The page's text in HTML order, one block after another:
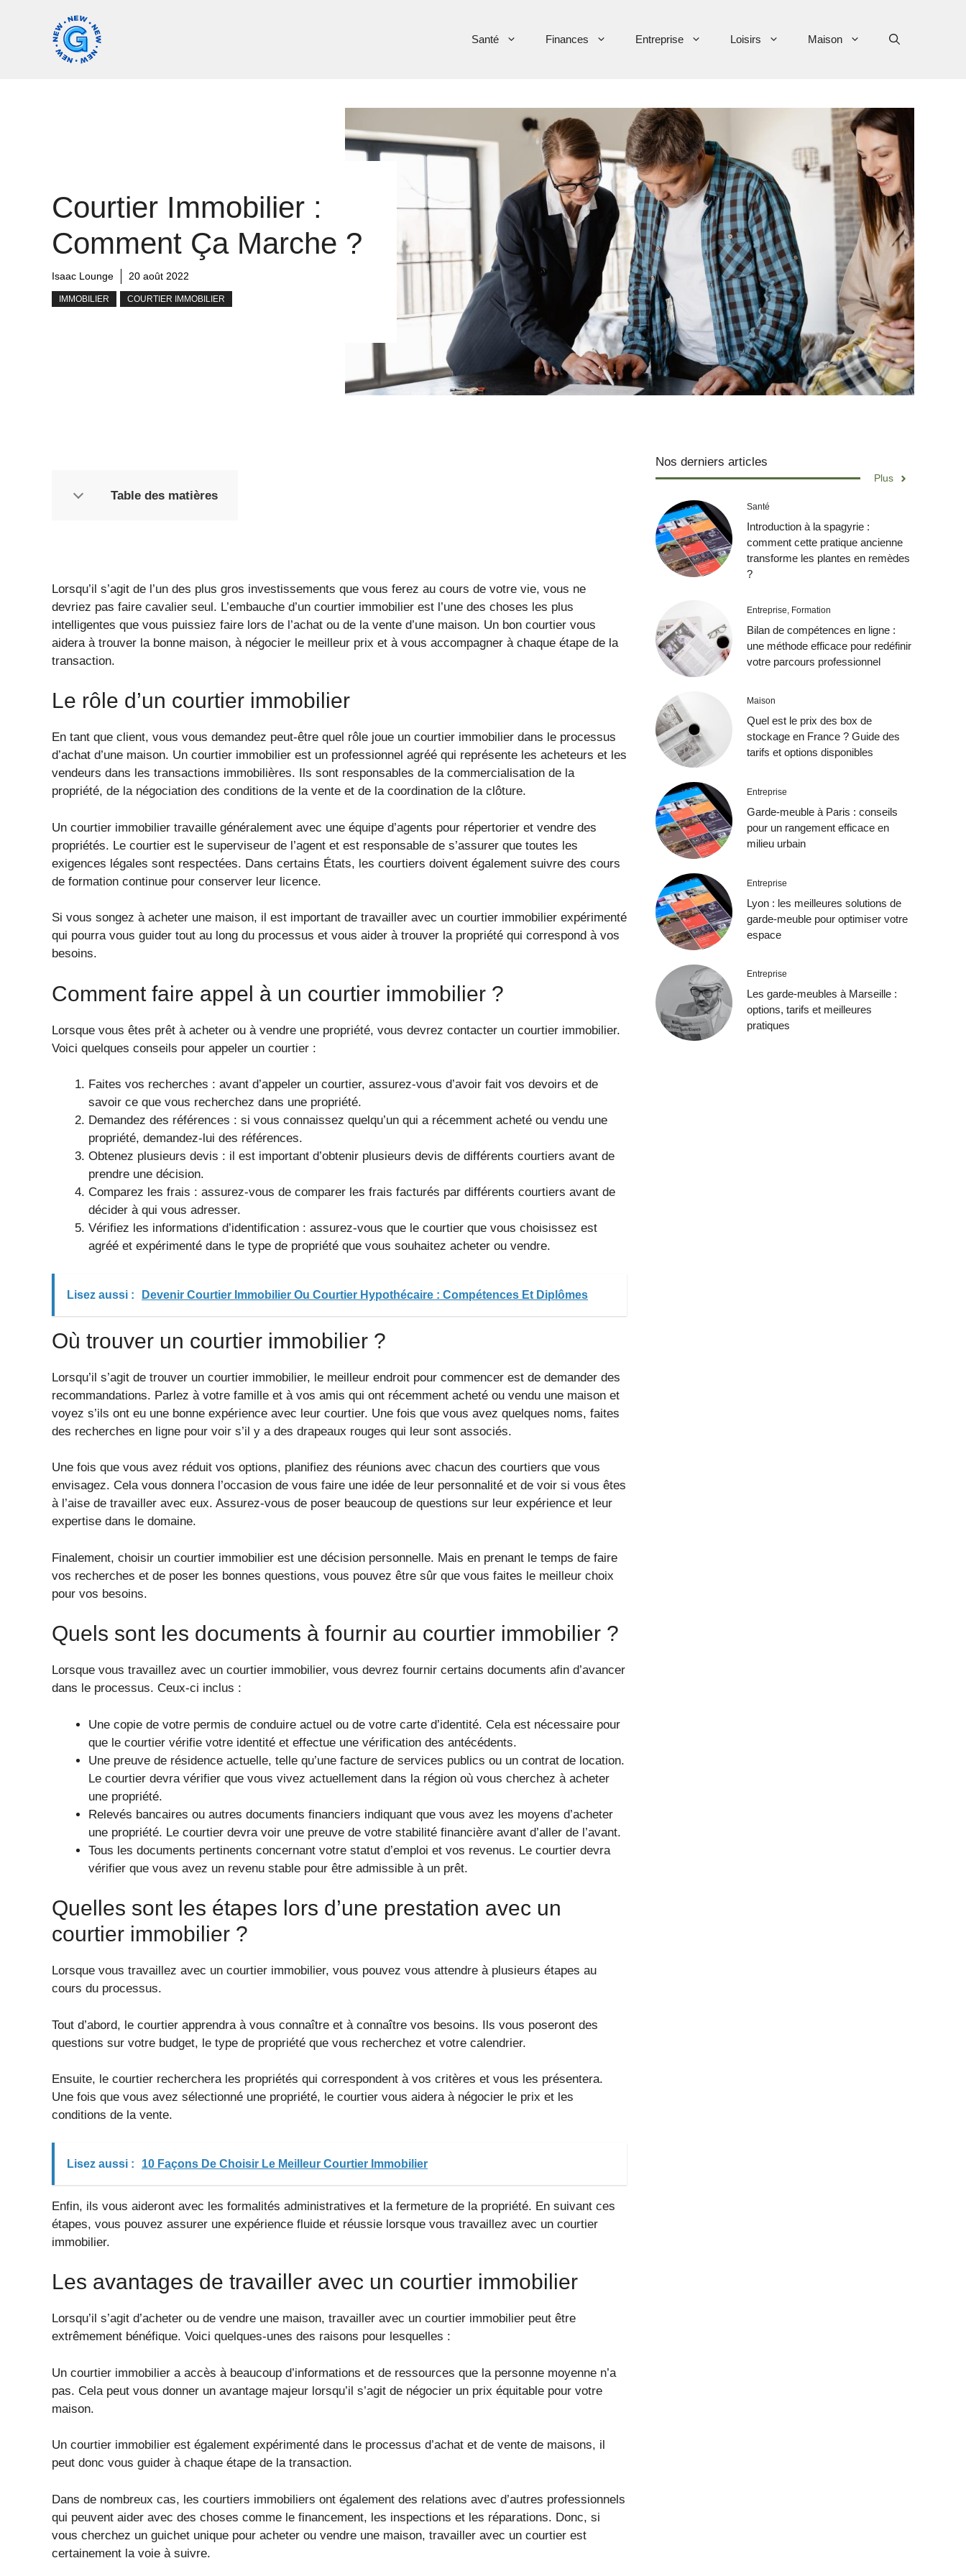
Santé Finances Entreprise Loisirs Maison
Courtier Immobilier :
Comment Ça Marche ?
Isaac Lounge 20 août 2022
IMMOBILIER COURTIER IMMOBILIER
Table des matières
Lorsqu’il s’agit de l’un des plus gros investissements que vous ferez au cours de votre vie, vous ne
devriez pas faire cavalier seul. L’embauche d’un courtier immobilier est l’une des choses les plus
intelligentes que vous puissiez faire lors de l’achat ou de la vente d’une maison. Un bon courtier vous
aidera à trouver la bonne maison, à négocier le meilleur prix et à vous accompagner à chaque étape de la
transaction.
Le rôle d’un courtier immobilier
En tant que client, vous vous demandez peut-être quel rôle joue un courtier immobilier dans le processus
d’achat d’une maison. Un courtier immobilier est un professionnel agréé qui représente les acheteurs et les
vendeurs dans les transactions immobilières. Ils sont responsables de la commercialisation de la
propriété, de la négociation des conditions de la vente et de la coordination de la clôture.
Un courtier immobilier travaille généralement avec une équipe d’agents pour répertorier et vendre des
propriétés. Le courtier est le superviseur de l’agent et est responsable de s’assurer que toutes les
exigences légales sont respectées. Dans certains États, les courtiers doivent également suivre des cours
de formation continue pour conserver leur licence.
Si vous songez à acheter une maison, il est important de travailler avec un courtier immobilier expérimenté
qui pourra vous guider tout au long du processus et vous aider à trouver la propriété qui correspond à vos
besoins.
Comment faire appel à un courtier immobilier ?
Lorsque vous êtes prêt à acheter ou à vendre une propriété, vous devrez contacter un courtier immobilier.
Voici quelques conseils pour appeler un courtier :
Faites vos recherches : avant d’appeler un courtier, assurez-vous d’avoir fait vos devoirs et de
savoir ce que vous recherchez dans une propriété.
Demandez des références : si vous connaissez quelqu’un qui a récemment acheté ou vendu une
propriété, demandez-lui des références.
Obtenez plusieurs devis : il est important d’obtenir plusieurs devis de différents courtiers avant de
prendre une décision.
Comparez les frais : assurez-vous de comparer les frais facturés par différents courtiers avant de
décider à qui vous adresser.
Vérifiez les informations d’identification : assurez-vous que le courtier que vous choisissez est
agréé et expérimenté dans le type de propriété que vous souhaitez acheter ou vendre.
Lisez aussi : Devenir Courtier Immobilier Ou Courtier Hypothécaire : Compétences Et Diplômes
Où trouver un courtier immobilier ?
Lorsqu’il s’agit de trouver un courtier immobilier, le meilleur endroit pour commencer est de demander des
recommandations. Parlez à votre famille et à vos amis qui ont récemment acheté ou vendu une maison et
voyez s’ils ont eu une bonne expérience avec leur courtier. Une fois que vous avez quelques noms, faites
des recherches en ligne pour voir s’il y a des drapeaux rouges qui leur sont associés.
Une fois que vous avez réduit vos options, planifiez des réunions avec chacun des courtiers que vous
envisagez. Cela vous donnera l’occasion de vous faire une idée de leur personnalité et de voir si vous êtes
à l’aise de travailler avec eux. Assurez-vous de poser beaucoup de questions sur leur expérience et leur
expertise dans le domaine.
Finalement, choisir un courtier immobilier est une décision personnelle. Mais en prenant le temps de faire
vos recherches et de poser les bonnes questions, vous pouvez être sûr que vous faites le meilleur choix
pour vos besoins.
Quels sont les documents à fournir au courtier immobilier ?
Lorsque vous travaillez avec un courtier immobilier, vous devrez fournir certains documents afin d’avancer
dans le processus. Ceux-ci inclus :
Une copie de votre permis de conduire actuel ou de votre carte d’identité. Cela est nécessaire pour
que le courtier vérifie votre identité et effectue une vérification des antécédents.
Une preuve de résidence actuelle, telle qu’une facture de services publics ou un contrat de location.
Le courtier devra vérifier que vous vivez actuellement dans la région où vous cherchez à acheter
une propriété.
Relevés bancaires ou autres documents financiers indiquant que vous avez les moyens d’acheter
une propriété. Le courtier devra voir une preuve de votre stabilité financière avant d’aller de l’avant.
Tous les documents pertinents concernant votre statut d’emploi et vos revenus. Le courtier devra
vérifier que vous avez un revenu stable pour être admissible à un prêt.
Quelles sont les étapes lors d’une prestation avec un
courtier immobilier ?
Lorsque vous travaillez avec un courtier immobilier, vous pouvez vous attendre à plusieurs étapes au
cours du processus.
Tout d’abord, le courtier apprendra à vous connaître et à connaître vos besoins. Ils vous poseront des
questions sur votre budget, le type de propriété que vous recherchez et votre calendrier.
Ensuite, le courtier recherchera les propriétés qui correspondent à vos critères et vous les présentera.
Une fois que vous avez sélectionné une propriété, le courtier vous aidera à négocier le prix et les
conditions de la vente.
Lisez aussi : 10 Façons De Choisir Le Meilleur Courtier Immobilier
Enfin, ils vous aideront avec les formalités administratives et la fermeture de la propriété. En suivant ces
étapes, vous pouvez assurer une expérience fluide et réussie lorsque vous travaillez avec un courtier
immobilier.
Les avantages de travailler avec un courtier immobilier
Lorsqu’il s’agit d’acheter ou de vendre une maison, travailler avec un courtier immobilier peut être
extrêmement bénéfique. Voici quelques-unes des raisons pour lesquelles :
Un courtier immobilier a accès à beaucoup d’informations et de ressources que la personne moyenne n’a
pas. Cela peut vous donner un avantage majeur lorsqu’il s’agit de négocier un prix équitable pour votre
maison.
Un courtier immobilier est également expérimenté dans le processus d’achat et de vente de maisons, il
peut donc vous guider à chaque étape de la transaction.
Dans de nombreux cas, les courtiers immobiliers ont également des relations avec d’autres professionnels
qui peuvent aider avec des choses comme le financement, les inspections et les réparations. Donc, si
vous cherchez un guichet unique pour acheter ou vendre une maison, travailler avec un courtier est
certainement la voie à suivre.
Nos derniers articles
Plus
Santé
Introduction à la spagyrie :
comment cette pratique ancienne
transforme les plantes en remèdes
?
Entreprise, Formation
Bilan de compétences en ligne :
une méthode efficace pour redéfinir
votre parcours professionnel
Maison
Quel est le prix des box de
stockage en France ? Guide des
tarifs et options disponibles
Entreprise
Garde-meuble à Paris : conseils
pour un rangement efficace en
milieu urbain
Entreprise
Lyon : les meilleures solutions de
garde-meuble pour optimiser votre
espace
Entreprise
Les garde-meubles à Marseille :
options, tarifs et meilleures
pratiques